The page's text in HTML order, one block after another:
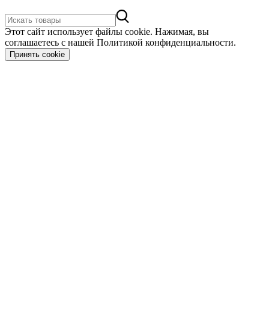
Этот сайт использует файлы cookie. Нажимая, вы
соглашаетесь с нашей Политикой конфиденциальности.
Принять cookie